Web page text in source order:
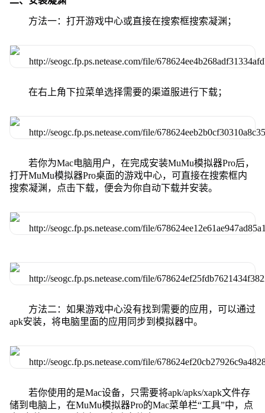
方法一：打开游戏中心或直接在搜索框搜索凝渊；
在右上角下拉菜单选择需要的渠道服进行下载；
若你为Mac电脑用户，在完成安装MuMu模拟器Pro后，
打开MuMu模拟器Pro桌面的游戏中心，可直接在搜索框内
搜索凝渊，点击下载，便会为你自动下载并安装。
方法二：如果游戏中心没有找到需要的应用，可以通过
apk安装，将电脑里面的应用同步到模拟器中。
若你使用的是Mac设备，只需要将apk/apks/xapk文件存
储到电脑上，在MuMu模拟器Pro的Mac菜单栏“工具”中，点